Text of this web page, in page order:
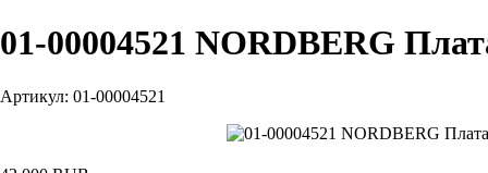
01-00004521 NORDBERG
Артикул: 01-00004521